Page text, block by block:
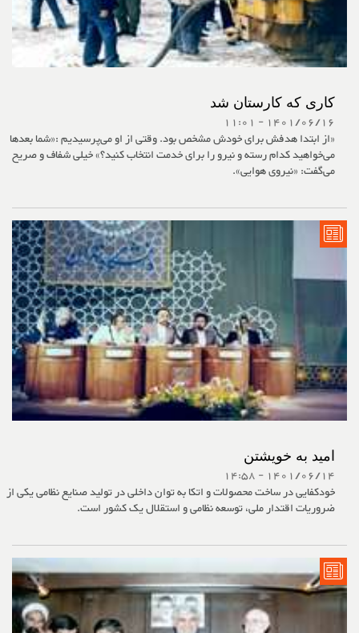
کاری‌ که کارستان شد
1401/06/16 - 11:01
«از ابتدا هدفش برای خودش مشخص بود. وقتی از او می‌پرسیدیم :«شما بعدها
می‌خواهید کدام رسته و نیرو را برای خدمت انتخاب کنید؟» خیلی شفاف و صریح
می‌گفت: «نیروی هوایی».
امید به خویشتن
1401/06/14 - 14:58
خودکفایی در ساخت محصولات و اتکا به توان داخلی در تولید صنایع نظامی یکی از
ضروریات اقتدار ملی، توسعه نظامی و استقلال یک کشور است.